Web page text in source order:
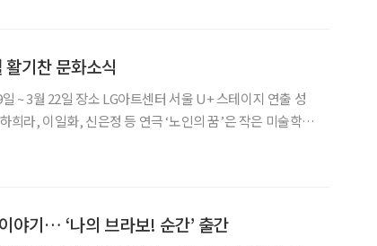
기찬 문화소식
야기… ‘나의 브라보! 순간’ 출간